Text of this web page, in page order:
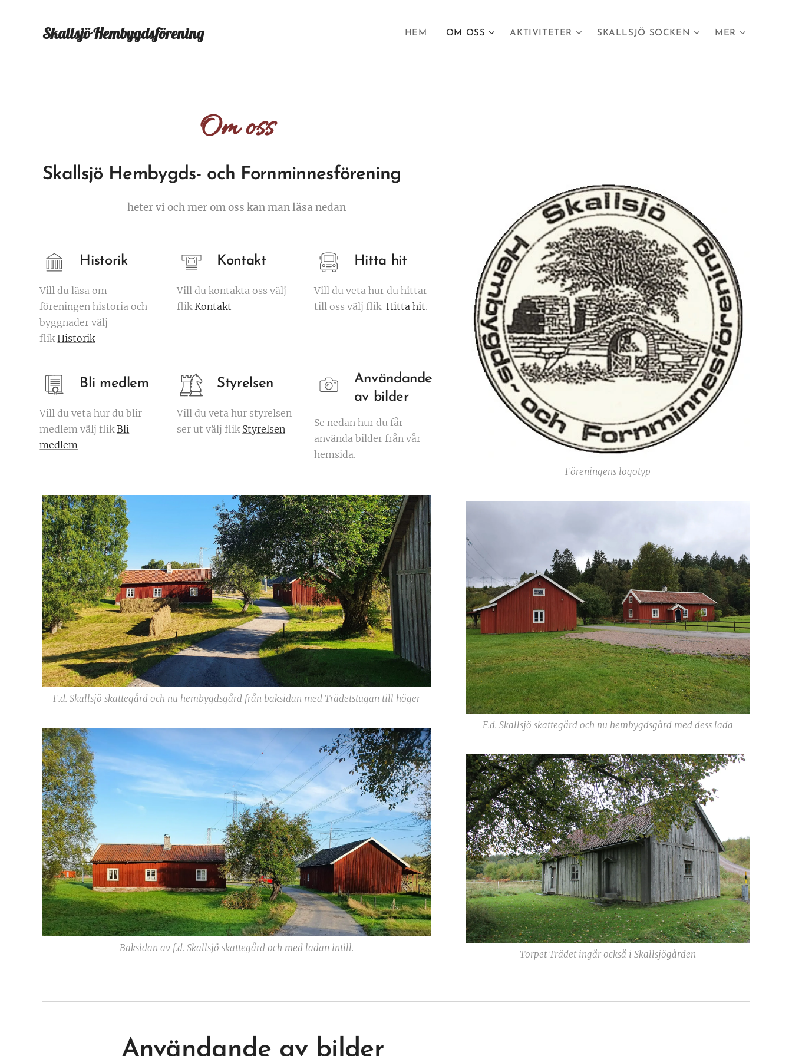
SkallsjöHembygdsförening HEM OM OSS AKTIVITETER SKALLSJÖ SOCKEN MER
Om oss
Skallsjö Hembygds- och Fornminnesförening
heter vi och mer om oss kan man läsa nedan
Historik
Vill du läsa om
föreningen historia och
byggnader välj
flik Historik
Kontakt
Vill du kontakta oss välj
flikKontakt
Hitta hit
Vill du veta hur du hittar
till oss välj flik Hitta hit.
Bli medlem
Vill du veta hur du blir
medlem välj flikBli
medlem
Styrelsen
Vill du veta hur styrelsen
ser ut välj flik Styrelsen
Användande
av bilder
Se nedan hur du får
använda bilder från vår
hemsida.
F.d. Skallsjö skattegård och nu hembygdsgård från baksidan med Trädetstugan till höger
Baksidan av f.d. Skallsjö skattegård och med ladan intill.
Föreningens logotyp
F.d. Skallsjö skattegård och nu hembygdsgård med dess lada
Torpet Trädet ingår också i Skallsjögården
Användande av bilder